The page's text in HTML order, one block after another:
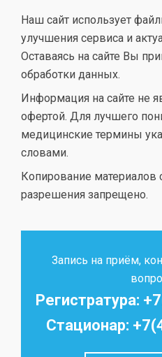
Наш сайт использует
улучшения сервиса и
Оставаясь на сайте Вы
обработки данных.
Информация на сайте не
офертой. Для лучшего
медицинские термины
словами.
Копирование материалов
разрешения запрещено.
Запись на приём,
Регистратура:
Стационар: